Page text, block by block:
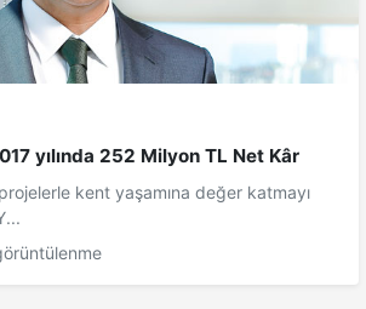
yılında 252 Milyon TL Net Kâr
kent yaşamına değer katmayı